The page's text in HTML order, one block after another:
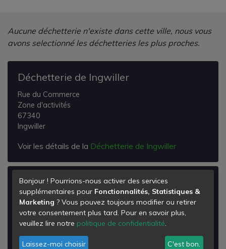
Aucune déchetterie n'existe dans cette ville, nous vous
avons selectionné les déchetteries les plus proches.
Déchetterie de Ingwiller
Rue du Commerce
Zone d'activités
67340
Ingwiller
Voir les détails de la Déchetterie de Ingwiller
Déchetterie de Bossendorf
Sortie Bossendorf RD 108 direction A4
67270
Bossendorf
Voir les détails de la Déchetterie de Bossendorf
Bonjour ! Pourrions-nous activer des services
supplémentaires pour Fonctionnalités, Statistiques &
Marketing ? Vous pouvez toujours modifier ou retirer
votre consentement plus tard. Pour en savoir plus,
veuillez lire notre politique de confidentialité.
Laissez-moi choisir C'est bon.